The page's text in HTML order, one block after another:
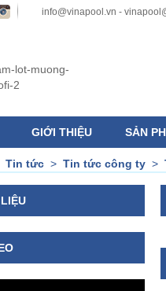
info@vinapool.vn -
GIỚI THIỆU SẢN
Tin tức > Tin tức công ty >